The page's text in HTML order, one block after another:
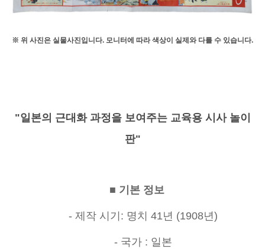
※ 위 사진은 실물사진입니다. 모니터에 따라 색상이 실제와 다를 수 있습니다.
"일본의 근대화 과정을 보여주는 교육용 시사 놀이
판"
■ 기본 정보
- 제작 시기: 명치 41년 (1908년)
- 국가 : 일본